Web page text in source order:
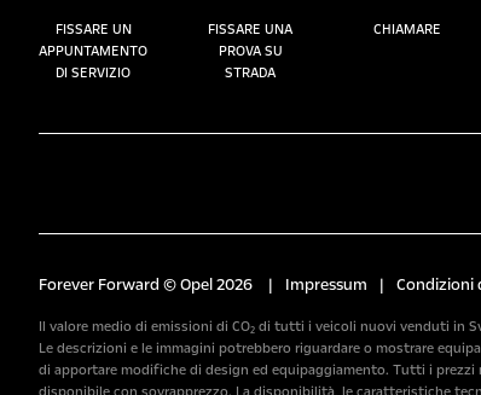
FISSARE UN
APPUNTAMENTO
DI SERVIZIO
FISSARE UNA
PROVA SU
STRADA
CHIAMARE
Forever Forward © Opel 2026 | Impressum | Condizioni
Il valore medio di emissioni di CO₂ di tutti i veicoli nuovi venduti in
Le descrizioni e le immagini potrebbero riguardare o mostrare
di apportare modifiche di design ed equipaggiamento. Tutti i